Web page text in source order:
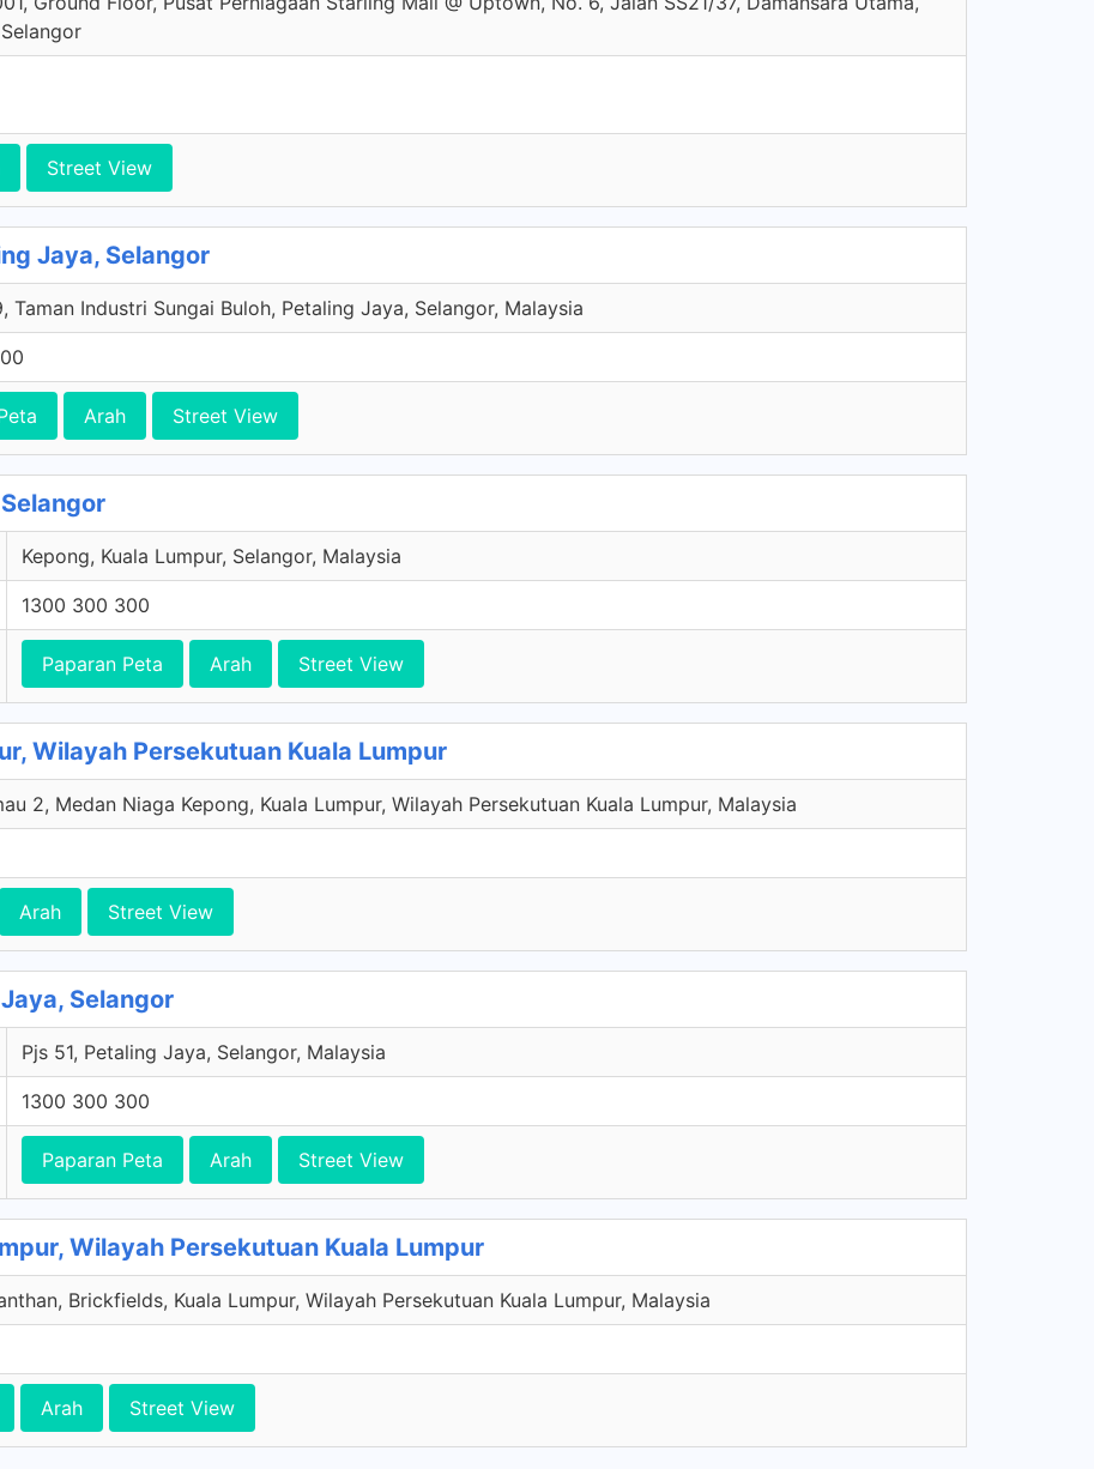
Street View
Jaya, Selangor
Taman Industri Sungai Buloh, Petaling Jaya, Selangor, Malaysia
Arah Street View
Kepong, Kuala Lumpur, Selangor, Malaysia
1300 300 300
Paparan Peta Arah Street View
Wilayah Persekutuan Kuala Lumpur
2, Medan Niaga Kepong, Kuala Lumpur, Wilayah Persekutuan Kuala Lumpur, Malaysia
Arah Street View
Selangor
Pjs 51, Petaling Jaya, Selangor, Malaysia
1300 300 300
Paparan Peta Arah Street View
Wilayah Persekutuan Kuala Lumpur
Brickfields, Kuala Lumpur, Wilayah Persekutuan Kuala Lumpur, Malaysia
Arah Street View